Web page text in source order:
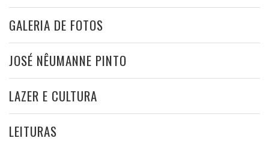
GALERIA DE FOTOS
JOSÉ NÊUMANNE PINTO
LAZER E CULTURA
LEITURAS